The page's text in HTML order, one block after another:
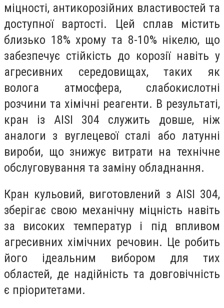
міцності, антикорозійних властивостей та
доступної вартості. Цей сплав містить
близько 18% хрому та 8-10% нікелю, що
забезпечує стійкість до корозії навіть у
агресивних середовищах, таких як
волога атмосфера, слабокислотні
розчини та хімічні реагенти. В результаті,
кран із AISI 304 служить довше, ніж
аналоги з вуглецевої сталі або латунні
вироби, що знижує витрати на технічне
обслуговування та заміну обладнання.
Кран кульовий, виготовлений з AISI 304,
зберігає свою механічну міцність навіть
за високих температур і під впливом
агресивних хімічних речовин. Це робить
його ідеальним вибором для тих
областей, де надійність та довговічність
є пріоритетами.